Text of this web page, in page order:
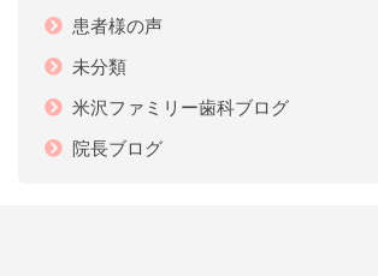
患者様の声
未分類
米沢ファミリー歯科ブログ
院長ブログ